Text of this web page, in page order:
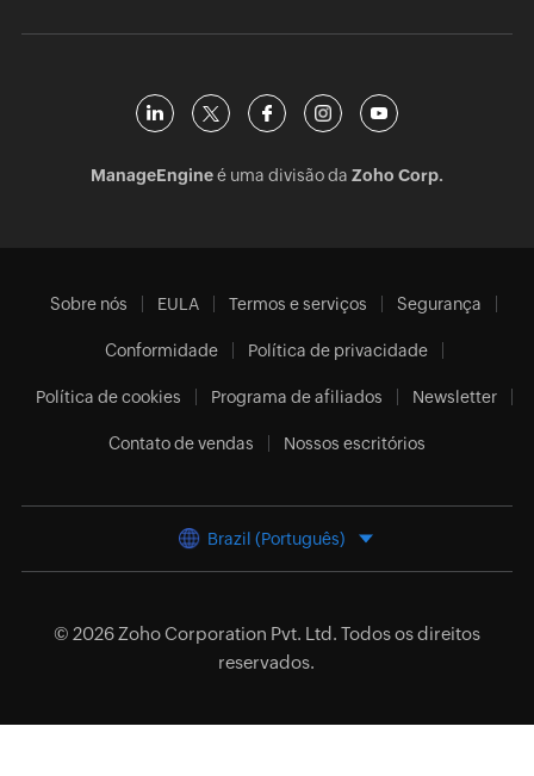
ManageEngineé uma divisão da Zoho Corp.
Sobre nós EULA Termos e serviços Segurança
Conformidade Política de privacidade
Política de cookies Programa de afiliados Newsletter
Contato de vendas Nossos escritórios
Brazil (Português)
© 2026 Zoho Corporation Pvt. Ltd. Todos os direitos
reservados.